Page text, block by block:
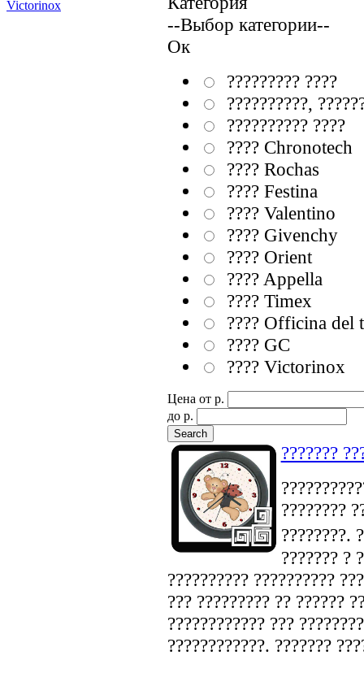
Victorinox
--Выбор категории--
Ок
????????? ????
??????????,
?????????? ????
???? Chronotech
???? Rochas
???? Festina
???? Valentino
???? Givenchy
???? Orient
???? Appella
???? Timex
???? Officina del
???? GC
???? Victorinox
Цена от p.
до p.
???????
????????
????????.
??????? ?
?????????? ??????????
??? ????????? ?? ??????
???????????? ???
????????????. ???????